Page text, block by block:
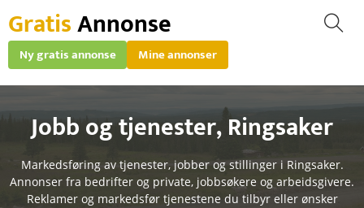
GratisAnnonse
Ny gratis annonse Mine annonser
Jobb og tjenester,Ringsaker
Markedsføring av tjenester, jobber og stillinger i Ringsaker.
Annonser fra bedrifter og private, jobbsøkere og arbeidsgivere.
Reklamer og markedsfør tjenestene du tilbyr eller ønsker